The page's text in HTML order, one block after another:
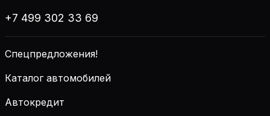
+7 499 302 33 69
Спецпредложения!
Каталог автомобилей
Автокредит